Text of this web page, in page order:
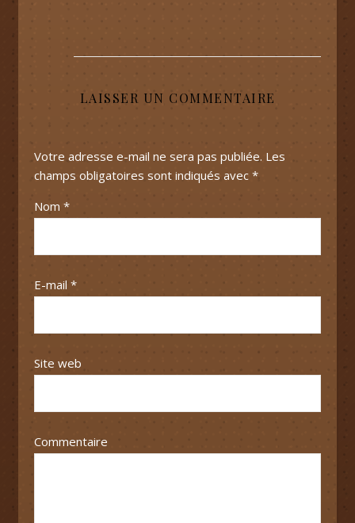
LAISSER UN COMMENTAIRE
Votre adresse e-mail ne sera pas publiée. Les
champs obligatoires sont indiqués avec *
Nom *
E-mail *
Site web
Commentaire